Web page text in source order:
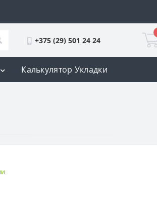
+375 (29) 501 24 24
Калькулятор Укладки